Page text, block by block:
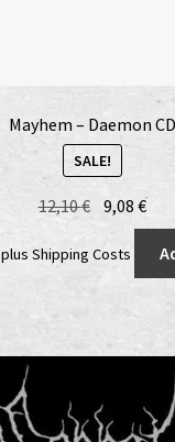
Mayhem – Daemon CD
SALE!
12,10€ Original
was:
9,08€
is:
plus Shipping Costs